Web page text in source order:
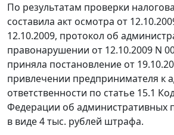
По результатам проверки
составила акт осмотра от
12.10.2009, протокол об
правонарушении от 12.10.2009 N
приняла постановление от
привлечении предпринимателя к
ответственности по статье 15.1
Федерации об административных
в виде 4 тыс. рублей штрафа.